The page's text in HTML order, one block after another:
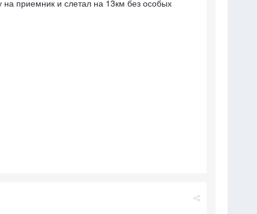
на приемник и слетал на 13км без особых